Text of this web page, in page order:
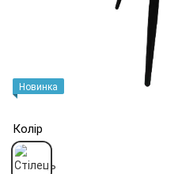
Новинка
Колір